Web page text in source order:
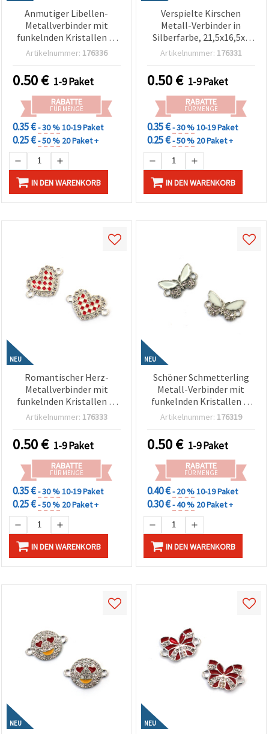
widerrufen.
Weitere
Informationen
finden Sie in
unserer
Cookie-
Datenschutzerklärung.
Einwilligung
werden nur
technisch
notwendige
Cookies
Impressum
Datenschutzerklärung
Mehr
Informationen
in der
Cookie-
Cookie-
Einstellungen
Anmutiger Libellen-
Metallverbinder mit
funkelnden Kristallen in
Silberfarbe, 24x16x2 mm,
Artikelnummer: 176336
0.50€ 1-9 Paket
RABATTE
FÜR MENGE
0.35 €- 30 %10-19 Paket
0.25 €- 50 % 20 Paket +
IN DEN WARENKORB
Verspielte Kirschen
Metall-Verbinder in
Silberfarbe, 21,5x16,5x2
mm, Loch 2 mm – 2 Stück
Artikelnummer: 176331
0.50€ 1-9 Paket
RABATTE
FÜR MENGE
0.35 €- 30 %10-19 Paket
0.25 €- 50 % 20 Paket +
IN DEN WARENKORB
NEU
Romantischer Herz-
Metallverbinder mit
funkelnden Kristallen in
Silberfarbe, 21x15x2 mm,
Artikelnummer: 176333
0.50€ 1-9 Paket
RABATTE
FÜR MENGE
0.35 €- 30 %10-19 Paket
0.25 €- 50 % 20 Paket +
IN DEN WARENKORB
NEU
Schöner Schmetterling
Metall-Verbinder mit
funkelnden Kristallen in
Silberfarbe, 18x11x2 mm,
Artikelnummer: 176319
0.50€ 1-9 Paket
RABATTE
FÜR MENGE
0.40 €- 20 %10-19 Paket
0.30 €- 40 % 20 Paket +
IN DEN WARENKORB
NEU NEU